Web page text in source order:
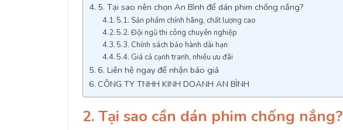
5. Tại sao nên chọn An Bình để dán phim chống nắng?
5.1. Sản phẩm chính hãng, chất lượng cao
5.2. Đội ngũ thi công chuyên nghiệp
5.3. Chính sách bảo hành dài hạn
5.4. Giá cả cạnh tranh, nhiều ưu đãi
6. Liên hệ ngay để nhận báo giá
CÔNG TY TNHH KINH DOANH AN BÌNH
2. Tại sao cần dán phim chống nắng?